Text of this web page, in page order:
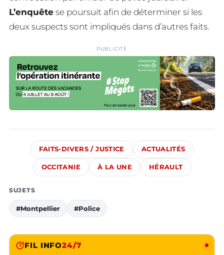
L’enquête se poursuit afin de déterminer si les
deux suspects sont impliqués dans d’autres faits.
PUBLICITÉ
FAITS-DIVERS / JUSTICE ACTUALITÉS
OCCITANIE À LA UNE HÉRAULT
SUJETS
#Montpellier #Police
FIL INFO24/7